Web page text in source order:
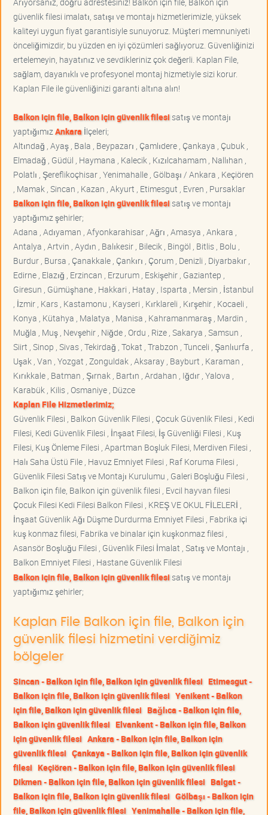
güvenlik filesi imalatı, satışı ve montajı hizmetlerimizle, yüksek
kaliteyi uygun fiyat garantisiyle sunuyoruz. Müşteri memnuniyeti
önceliğimizdir, bu yüzden en iyi çözümleri sağlıyoruz. Güvenliğinizi
ertelemeyin, hayatınız ve sevdikleriniz çok değerli. Kaplan File,
sağlam, dayanıklı ve profesyonel montaj hizmetiyle sizi korur.
Kaplan File ile güvenliğinizi garanti altına alın!
Balkon için file, Balkon için güvenlik filesisatış ve montajı
yaptığımız Ankara İlçeleri;
Altındağ , Ayaş , Bala , Beypazarı , Çamlıdere , Çankaya , Çubuk ,
Elmadağ , Güdül , Haymana , Kalecik , Kızılcahamam , Nallıhan ,
Polatlı , Şereflikoçhisar , Yenimahalle , Gölbaşı / Ankara , Keçiören
, Mamak , Sincan , Kazan , Akyurt , Etimesgut , Evren , Pursaklar
Balkon için file, Balkon için güvenlik filesisatış ve montajı
yaptığımız şehirler;
Adana , Adıyaman , Afyonkarahisar , Ağrı , Amasya , Ankara ,
Antalya , Artvin , Aydın , Balıkesir , Bilecik , Bingöl , Bitlis , Bolu ,
Burdur , Bursa , Çanakkale , Çankırı , Çorum , Denizli , Diyarbakır ,
Edirne , Elazığ , Erzincan , Erzurum , Eskişehir , Gaziantep ,
Giresun , Gümüşhane , Hakkari , Hatay , Isparta , Mersin , İstanbul
, İzmir , Kars , Kastamonu , Kayseri , Kırklareli , Kırşehir , Kocaeli ,
Konya , Kütahya , Malatya , Manisa , Kahramanmaraş , Mardin ,
Muğla , Muş , Nevşehir , Niğde , Ordu , Rize , Sakarya , Samsun ,
Siirt , Sinop , Sivas , Tekirdağ , Tokat , Trabzon , Tunceli , Şanlıurfa ,
Uşak , Van , Yozgat , Zonguldak , Aksaray , Bayburt , Karaman ,
Kırıkkale , Batman , Şırnak , Bartın , Ardahan , Iğdır , Yalova ,
Karabük , Kilis , Osmaniye , Düzce
Kaplan File Hizmetlerimiz;
Güvenlik Filesi , Balkon Güvenlik Filesi , Çocuk Güvenlik Filesi , Kedi
Filesi, Kedi Güvenlik Filesi , İnşaat Filesi, İş Güvenliği Filesi , Kuş
Filesi, Kuş Önleme Filesi , Apartman Boşluk Filesi, Merdiven Filesi ,
Halı Saha Üstü File , Havuz Emniyet Filesi , Raf Koruma Filesi ,
Güvenlik Filesi Satış ve Montajı Kurulumu , Galeri Boşluğu Filesi ,
Balkon için file, Balkon için güvenlik filesi , Evcil hayvan filesi
Çocuk Filesi Kedi Filesi Balkon Filesi , KREŞ VE OKUL FİLELERİ ,
İnşaat Güvenlik Ağı Düşme Durdurma Emniyet Filesi , Fabrika içi
kuş konmaz filesi, Fabrika ve binalar için kuşkonmaz filesi ,
Asansör Boşluğu Filesi , Güvenlik Filesi İmalat , Satış ve Montajı ,
Balkon Emniyet Filesi , Hastane Güvenlik Filesi
Balkon için file, Balkon için güvenlik filesisatış ve montajı
yaptığımız şehirler;
Kaplan File Balkon için file, Balkon için
güvenlik filesi hizmetini verdiğimiz
bölgeler
Sincan - Balkon için file, Balkon için güvenlik filesi Etimesgut -
Balkon için file, Balkon için güvenlik filesi Yenikent - Balkon
için file, Balkon için güvenlik filesi Bağlıca - Balkon için file,
Balkon için güvenlik filesi Elvankent - Balkon için file, Balkon
için güvenlik filesi Ankara - Balkon için file, Balkon için
güvenlik filesi Çankaya - Balkon için file, Balkon için güvenlik
filesi Keçiören - Balkon için file, Balkon için güvenlik filesi
Dikmen - Balkon için file, Balkon için güvenlik filesi Balgat -
Balkon için file, Balkon için güvenlik filesi Gölbaşı - Balkon için
file, Balkon için güvenlik filesi Yenimahalle - Balkon için file,